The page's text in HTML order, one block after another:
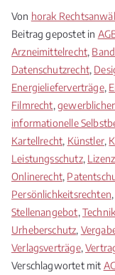
Von horak
Beitrag gepostet in
Arzneimittelrecht,
Datenschutzrecht,
Energielieferverträge,
Filmrecht,
informationelle
Kartellrecht, Künstler,
Leistungsschutz,
Onlinerecht,
Persönlichkeitsrechten
Stellenangebot,
Urheberschutz,
Verlagsverträge,
Verschlagwortet mit